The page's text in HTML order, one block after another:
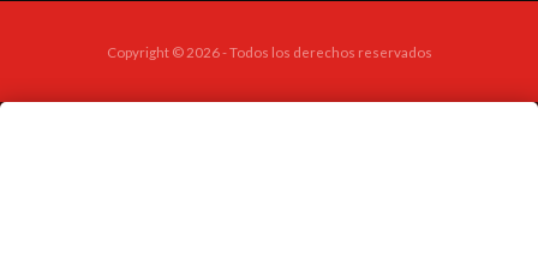
Copyright © 2026 - Todos los derechos reservados